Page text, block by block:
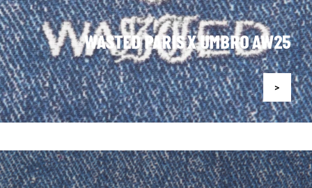
WASTED PARIS X UMBRO AW25
>
HISTOIRES